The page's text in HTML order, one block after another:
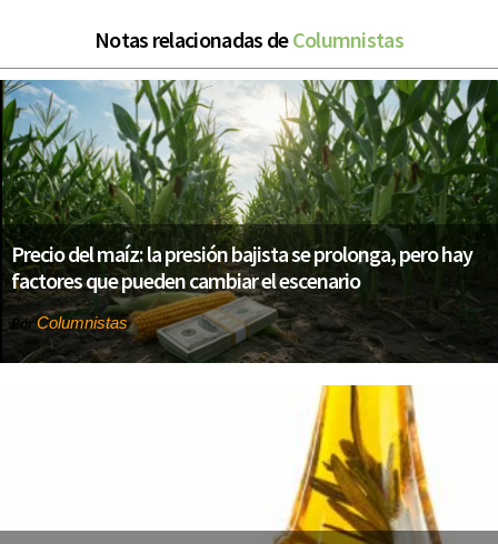
Notas relacionadas deColumnistas
Precio del maíz: la presión bajista se prolonga, pero hay
factores que pueden cambiar el escenario
Por Columnistas